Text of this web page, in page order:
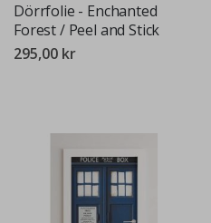
Dörrfolie - Enchanted
Forest / Peel and Stick
295,00 kr